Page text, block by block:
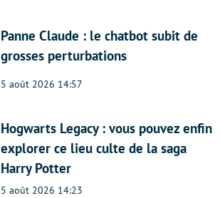
Panne Claude : le chatbot subit de
grosses perturbations
5 août 2026 14:57
Hogwarts Legacy : vous pouvez enfin
explorer ce lieu culte de la saga
Harry Potter
5 août 2026 14:23